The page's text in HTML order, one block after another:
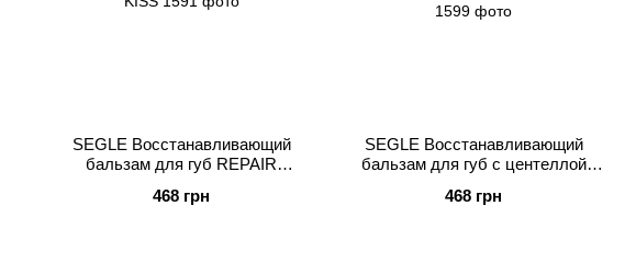
SEGLE Восстанавливающий
бальзам для губ REPAIR
468 грн
SEGLE Восстанавливающий
бальзам для губ с центеллой
PEACH
468 грн